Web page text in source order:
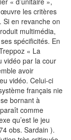
les critères
Si en revanche on
multimédia,
spécificités. En
« La
vidéo par la cour
avoir
vidéo. Celui-ci
français nie
bornant à
comme
qu’est le jeu
obs. Sardain ).